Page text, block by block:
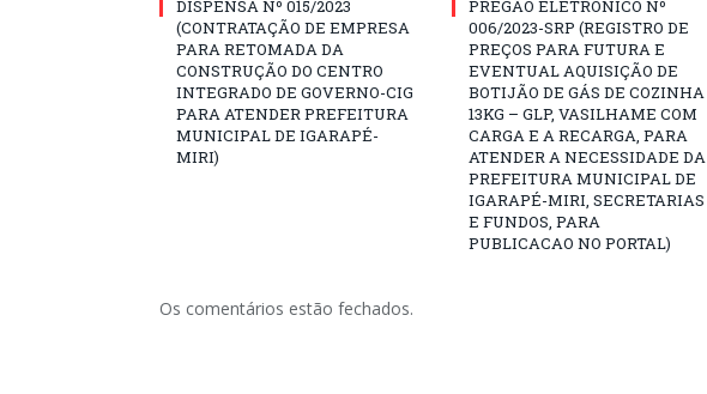
DISPENSA Nº 015/2023
(CONTRATAÇÃO DE EMPRESA
PARA RETOMADA DA
CONSTRUÇÃO DO CENTRO
INTEGRADO DE GOVERNO-CIG
PARA ATENDER PREFEITURA
MUNICIPAL DE IGARAPÉ-
MIRI)
PREGÃO ELETRÔNICO Nº
006/2023-SRP (REGISTRO DE
PREÇOS PARA FUTURA E
EVENTUAL AQUISIÇÃO DE
BOTIJÃO DE GÁS DE COZINHA
13KG – GLP, VASILHAME COM
CARGA E A RECARGA, PARA
ATENDER A NECESSIDADE DA
PREFEITURA MUNICIPAL DE
IGARAPÉ-MIRI, SECRETARIAS
E FUNDOS, PARA
PUBLICACAO NO PORTAL)
Os comentários estão fechados.